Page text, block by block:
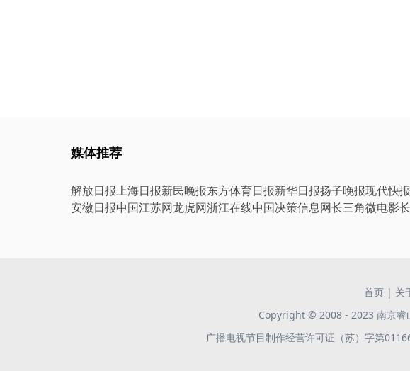
媒体推荐
解放日报上海日报新民晚报东方体育日报新华日报扬子晚报现代快报
安徽日报中国江苏网龙虎网浙江在线中国决策信息网长三角微电影
首页 | 关
Copyright © 2008 - 2023 南京睿
广播电视节目制作经营许可证（苏）字第